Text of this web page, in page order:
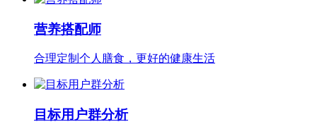
营养搭配师
合理定制个人膳食，更好的健康生活
目标用户群分析